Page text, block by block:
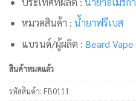
หมวดสินค้า : น้ำยาฟรีเบส
แบรนด์/ผู้ผลิต : Beard Vape
สินค้าหมดแล้ว
รหัสสินค้า: FB0111